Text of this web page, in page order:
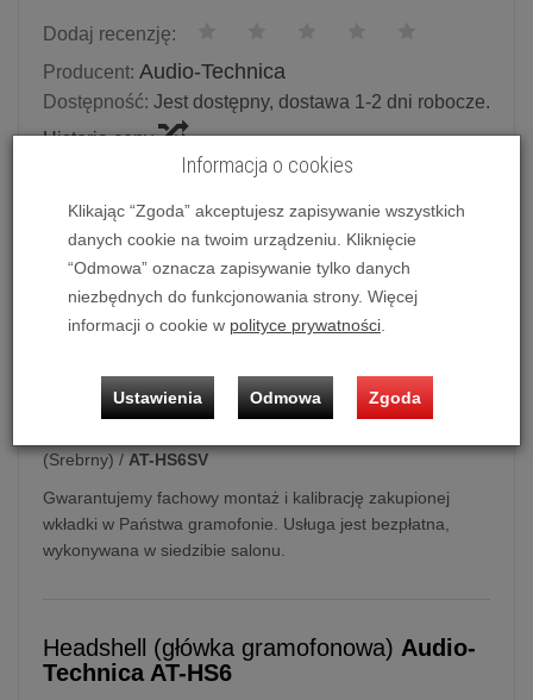
Dodaj recenzję:
Producent: Audio-Technica
Dostępność: Jest dostępny, dostawa 1-2 dni robocze.
Historia ceny
Ilość: szt.
129,00 zł/ szt.
dodaj do koszyka
(Srebrny) / AT-HS6SV
Gwarantujemy fachowy montaż i kalibrację zakupionej
wkładki w Państwa gramofonie. Usługa jest bezpłatna,
wykonywana w siedzibie salonu.
Headshell (główka gramofonowa) Audio-
Technica AT-HS6
Informacja o cookies
Klikając “Zgoda” akceptujesz zapisywanie wszystkich
danych cookie na twoim urządzeniu. Kliknięcie
“Odmowa” oznacza zapisywanie tylko danych
niezbędnych do funkcjonowania strony. Więcej
informacji o cookie w polityce prywatności
Ustawienia Odmowa Zgoda